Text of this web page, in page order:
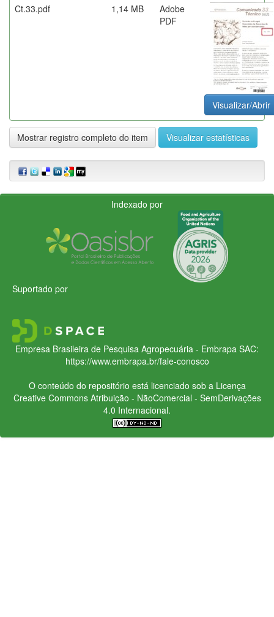
Ct.33.pdf
1,14 MB
Adobe
PDF
Visualizar/Abrir
Mostrar registro completo do item Visualizar estatísticas
Indexado por
Suportado por
Empresa Brasileira de Pesquisa Agropecuária - Embrapa SAC:
https://www.embrapa.br/fale-conosco
O conteúdo do repositório está licenciado sob a Licença
Creative CommonsAtribuição - NãoComercial - SemDerivações
4.0 Internacional.